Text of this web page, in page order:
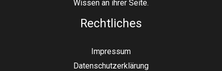
Wissen an ihrer Seite.
Rechtliches
Impressum
Datenschutzerklärung